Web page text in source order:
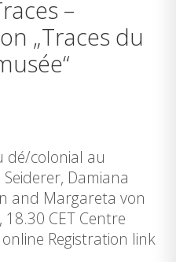
–
„Traces du
dé/colonial au
Damiana
and Margareta von
CET Centre
Registration link